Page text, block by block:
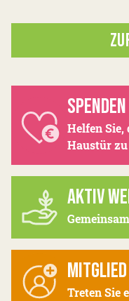
SPENDEN
Helfen
Haustür
AKTIV
Treten Sie